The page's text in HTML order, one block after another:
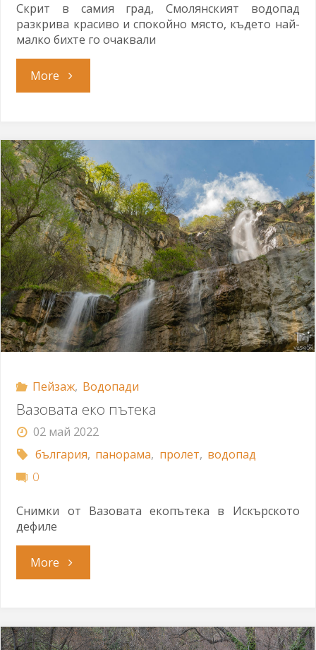
Скрит в самия град, Смолянският водопад
разкрива красиво и спокойно място, където най-
малко бихте го очаквали
More"Смолянски
Пейзаж, Водопади
Вазовата еко пътека
02 май 2022
българия, панорама, пролет, водопад
0
Снимки от Вазовата екопътека в Искърското
дефиле
More"Вазовата
пътека"